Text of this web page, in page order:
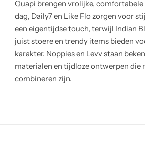
Quapi brengen vrolijke,
dag, Daily7 en Like Flo zorgen voor
een eigentijdse touch, terwijl Indian
juist stoere en trendy items bieden
karakter. Noppies en Levv staan
materialen en tijdloze ontwerpen die
combineren zijn.